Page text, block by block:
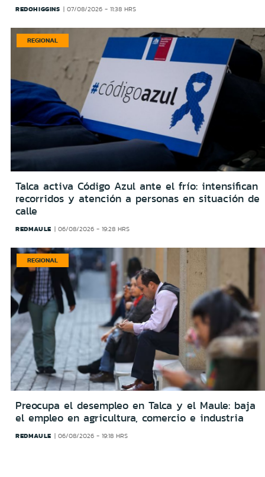
REDOHIGGINS 07/08/2026 - 11:38 HRS
REGIONAL
Talca activa Código Azul ante el frío: intensifican
recorridos y atención a personas en situación de
calle
REDMAULE 06/08/2026 - 19:28 HRS
REGIONAL
Preocupa el desempleo en Talca y el Maule: baja
el empleo en agricultura, comercio e industria
REDMAULE 06/08/2026 - 19:18 HRS